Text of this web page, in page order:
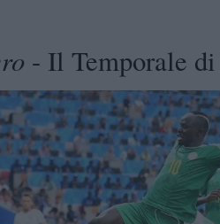
- Il Temporale